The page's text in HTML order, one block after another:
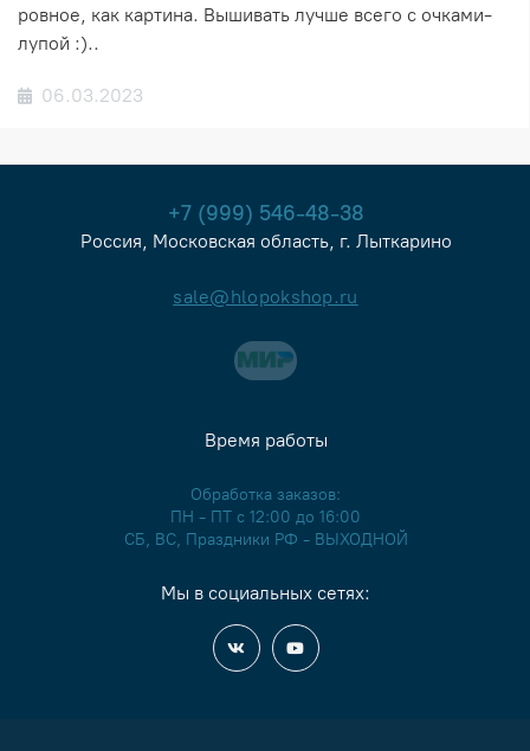
ровное, как картина. Вышивать лучше всего с очками-
лупой :)..
06.03.2023
+7 (999) 546-48-38
Россия, Московская область, г. Лыткарино
sale@hlopokshop.ru
Время работы
Обработка заказов:
ПН - ПТ с 12:00 до 16:00
СБ, ВС, Праздники РФ - ВЫХОДНОЙ
Мы в социальных сетях: